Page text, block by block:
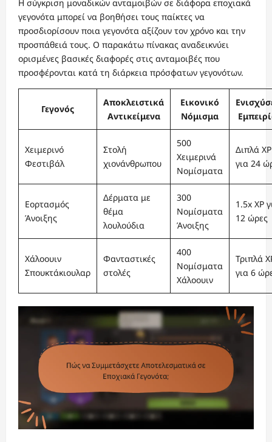
Η σύγκριση μοναδικών ανταμοιβών σε διάφορα εποχιακά
γεγονότα μπορεί να βοηθήσει τους παίκτες να
προσδιορίσουν ποια γεγονότα αξίζουν τον χρόνο και την
προσπάθειά τους. Ο παρακάτω πίνακας αναδεικνύει
ορισμένες βασικές διαφορές στις ανταμοιβές που
προσφέρονται κατά τη διάρκεια πρόσφατων γεγονότων.
Γεγονός
Αποκλειστικά
Αντικείμενα
Εικονικό
Νόμισμα
Χειμερινό
Φεστιβάλ
Στολή
χιονάνθρωπου
500
Χειμερινά
Νομίσματα
Διπλά XP
για 24
Εορτασμός
Άνοιξης
Δέρματα με
θέμα
λουλούδια
300
Νομίσματα
Άνοιξης
1.5x XP
12 ώρες
Χάλοουιν
Σπουκτάκιουλαρ
Φανταστικές
στολές
400
Νομίσματα
Χάλοουιν
Τριπλά
για 6